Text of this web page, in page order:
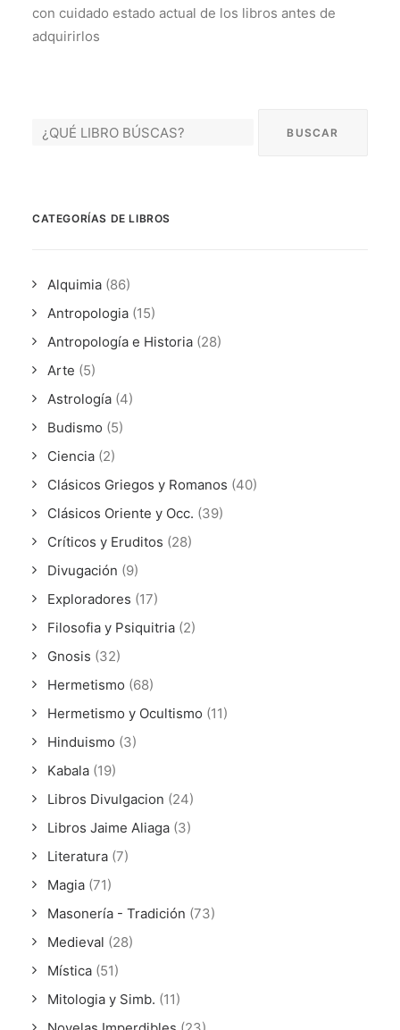
con cuidado estado actual de los libros antes de
adquirirlos
CATEGORÍAS DE LIBROS
Alquimia (86)
Antropologia (15)
Antropología e Historia (28)
Arte (5)
Astrología (4)
Budismo (5)
Ciencia (2)
Clásicos Griegos y Romanos (40)
Clásicos Oriente y Occ. (39)
Críticos y Eruditos (28)
Divugación (9)
Exploradores (17)
Filosofia y Psiquitria (2)
Gnosis (32)
Hermetismo (68)
Hermetismo y Ocultismo (11)
Hinduismo (3)
Kabala (19)
Libros Divulgacion (24)
Libros Jaime Aliaga (3)
Literatura (7)
Magia (71)
Masonería - Tradición (73)
Medieval (28)
Mística (51)
Mitologia y Simb. (11)